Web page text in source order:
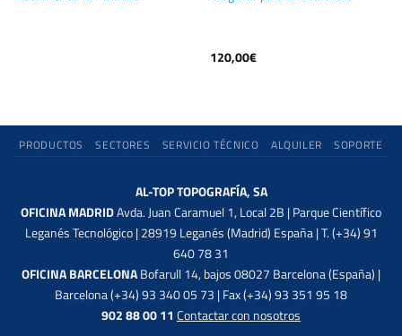
120,00€
PRODUCTOS SECTORES SERVICIO TÉCNICO ALQUILER SOPORTE
AL-TOP TOPOGRAFÍA, SA
OFICINA MADRIDAvda. Juan Caramuel 1, Local 2B | Parque Científico
Leganés Tecnológico | 28919 Leganés (Madrid) España | T. (+34) 91
640 78 31
OFICINA BARCELONABofarull 14, bajos 08027 Barcelona (España) |
Barcelona (+34) 93 340 05 73 | Fax (+34) 93 351 95 18
902 88 00 11 Contactar con nosotros